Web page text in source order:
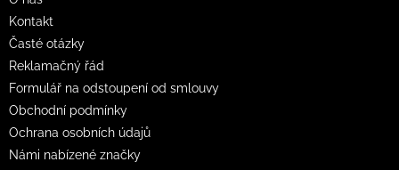
Kontakt
Časté otázky
Reklamačný řád
Formulář na odstoupení od smlouvy
Obchodní podmínky
Ochrana osobních údajů
Námi nabízené značky